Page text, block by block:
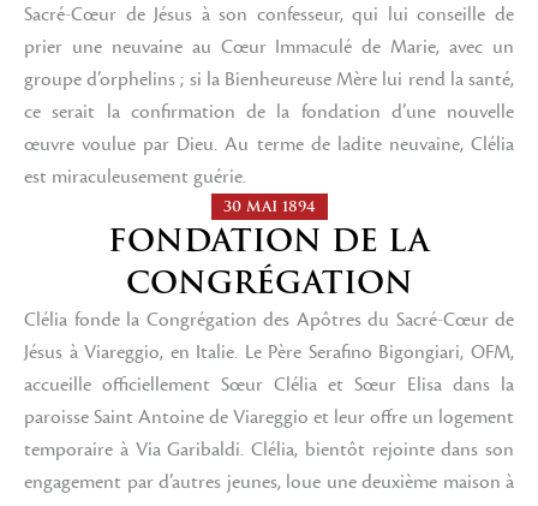
Sacré-Cœur de Jésus à son confesseur, qui lui conseille de
prier une neuvaine au Cœur Immaculé de Marie, avec un
groupe d’orphelins ; si la Bienheureuse Mère lui rend la santé,
ce serait la confirmation de la fondation d’une nouvelle
œuvre voulue par Dieu. Au terme de ladite neuvaine, Clélia
est miraculeusement guérie.
30 MAI 1894
FONDATION DE LA
CONGRÉGATION
Clélia fonde la Congrégation des Apôtres du Sacré-Cœur de
Jésus à Viareggio, en Italie. Le Père Serafino Bigongiari, OFM,
accueille officiellement Sœur Clélia et Sœur Elisa dans la
paroisse Saint Antoine de Viareggio et leur offre un logement
temporaire à Via Garibaldi. Clélia, bientôt rejointe dans son
engagement par d’autres jeunes, loue une deuxième maison à